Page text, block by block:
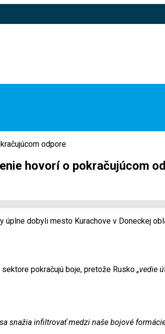
odpore
hovorí o pokračujúcom
dobyli mesto Kurachove v Doneckej
pokračujú boje, pretože Rusko „vedie
snažia infiltrovať medzi naše bojové